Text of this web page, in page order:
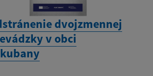
dvojzmennej
v obci